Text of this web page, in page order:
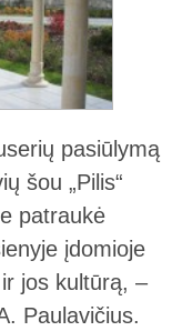
pasiūlymą
šou „Pilis“
patraukė
įdomioje
jos kultūrą, –
Paulavičius.